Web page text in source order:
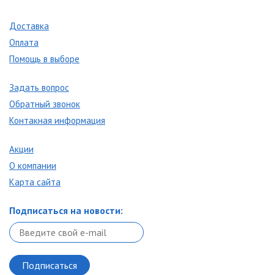
Доставка
Оплата
Помощь в выборе
Задать вопрос
Обратный звонок
Контакная информация
Акции
О компании
Карта сайта
Подписаться на новости: